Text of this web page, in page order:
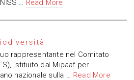
… Read More
rappresentante nel Comitato
istituito dal Mipaaf per
nazionale sulla … Read More